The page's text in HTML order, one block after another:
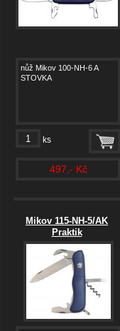
nůž Mikov 100-NH-6 A
STOVKA
ks
497,- Kč
Mikov 115-NH-5/AK
Praktik